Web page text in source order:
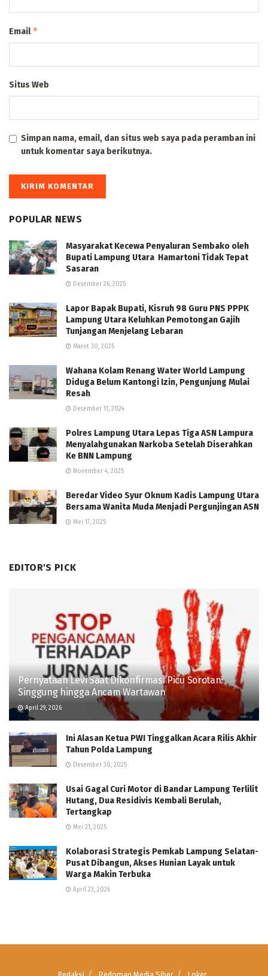
Email*
Situs Web
Simpan nama, email, dan situs web saya pada peramban ini
untuk komentar saya berikutnya.
POPULAR NEWS
Masyarakat Kecewa Penyaluran Sembako oleh
Bupati Lampung Utara Hamartoni Tidak Tepat
Sasaran
Desember 26, 2025
Lapor Bapak Bupati, Kisruh 98 Guru PNS PPPK
Lampung Utara Keluhkan Pemotongan Gajih
Tunjangan Menjelang Lebaran
Maret 30, 2025
Wahana Kolam Renang Water World Lampung
Diduga Belum Kantongi Izin, Pengunjung Mulai
Resah
Desember 11, 2024
Polres Lampung Utara Lepas Tiga ASN Lampura
Menyalahgunakan Narkoba Setelah Diserahkan
Ke BNN Lampung
November 4, 2025
Beredar Video Syur Oknum Kadis Lampung Utara
Bersama Wanita Muda Menjadi Pergunjingan ASN
Mei 17, 2025
EDITOR'S PICK
Pernyataan Levi Saat Dikonfirmasi Picu Sorotan:
Singgung hingga Ancam Wartawan
April 29, 2026
Ini Alasan Ketua PWI Tinggalkan Acara Rilis Akhir
Tahun Polda Lampung
Desember 30, 2025
Usai Gagal Curi Motor di Bandar Lampung Terlilit
Hutang, Dua Residivis Kembali Berulah,
Tertangkap
Mei 21, 2025
Kolaborasi Strategis Pemkab Lampung Selatan-
Pusat Dibangun, Akses Hunian Layak untuk
Warga Makin Terbuka
April 23, 2026